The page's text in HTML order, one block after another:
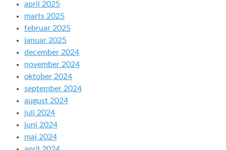
april 2025
marts 2025
februar 2025
januar 2025
december 2024
november 2024
oktober 2024
september 2024
august 2024
juli 2024
juni 2024
maj 2024